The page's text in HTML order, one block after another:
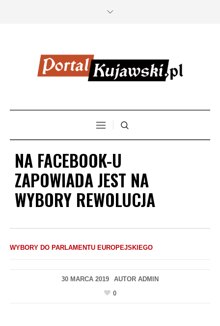
NA FACEBOOK-U
ZAPOWIADA JEST NA
WYBORY REWOLUCJA
WYBORY DO PARLAMENTU EUROPEJSKIEGO
30 MARCA 2019 AUTOR ADMIN
0